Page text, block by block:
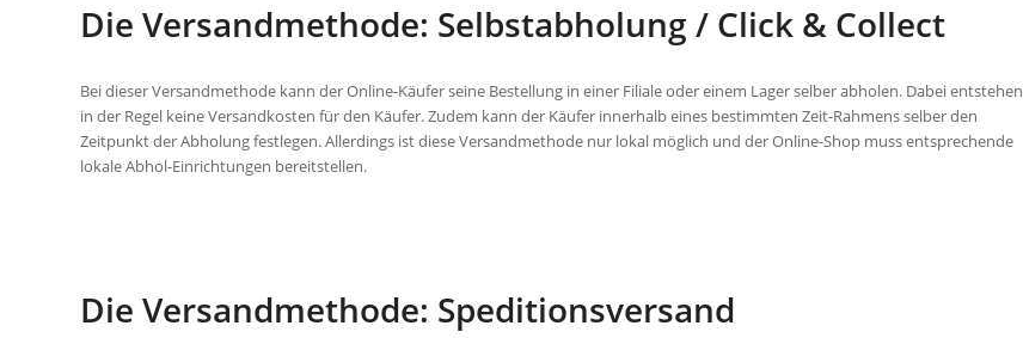
Die Versandmethode: Selbstabholung / Click & Collect
Bei dieser Versandmethode kann der Online-Käufer seine Bestellung in einer Filiale oder einem Lager selber abholen. Dabei entstehen
in der Regel keine Versandkosten für den Käufer. Zudem kann der Käufer innerhalb eines bestimmten Zeit-Rahmens selber den
Zeitpunkt der Abholung festlegen. Allerdings ist diese Versandmethode nur lokal möglich und der Online-Shop muss entsprechende
lokale Abhol-Einrichtungen bereitstellen.
Die Versandmethode: Speditionsversand